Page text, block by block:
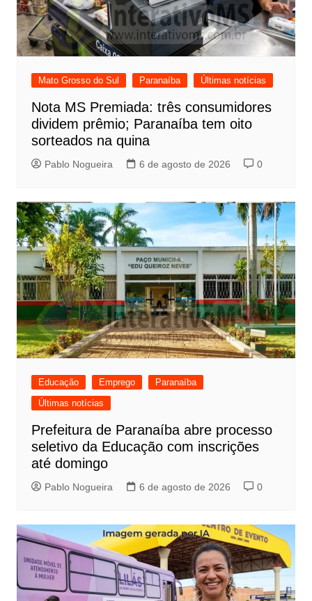
Mato Grosso do Sul Paranaíba Últimas notícias
Nota MS Premiada: três consumidores
dividem prêmio; Paranaíba tem oito
sorteados na quina
Pablo Nogueira 6 de agosto de 2026 0
Educação Emprego
Paranaíba
Últimas notícias
Prefeitura de Paranaíba abre processo
seletivo da Educação com inscrições
até domingo
Pablo Nogueira 6 de agosto de 2026 0